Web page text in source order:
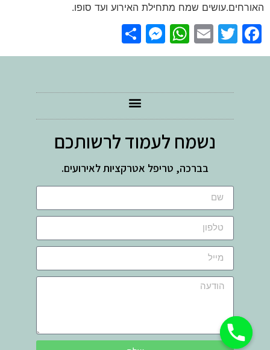
האורחים.עושים שמח מתחילת האירוע ועד סופו.
Facebook
Twitter
Email
WhatsApp
Messenger
נשמח לעמוד לרשותכם
בברכה, טריפל אטרקציות לאירועים.